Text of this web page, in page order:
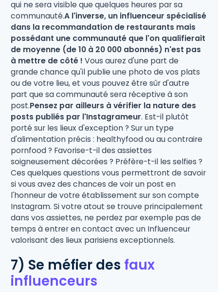
qui ne sera visible que quelques heures par sa
communauté.A l'inverse, un influenceur spécialisé
dans la recommandation de restaurants mais
possédant une communauté que l'on qualifierait
de moyenne (de 10 à 20 000 abonnés) n'est pas
à mettre de côté ! Vous aurez d'une part de
grande chance qu'il publie une photo de vos plats
ou de votre lieu, et vous pouvez être sûr d'autre
part que sa communauté sera réceptive à son
post.Pensez par ailleurs à vérifier la nature des
posts publiés par l'Instagrameur. Est-il plutôt
porté sur les lieux d'exception ? Sur un type
d'alimentation précis : healthyfood ou au contraire
pornfood ? Favorise-t-il des assiettes
soigneusement décorées ? Préfère-t-il les selfies ?
Ces quelques questions vous permettront de savoir
si vous avez des chances de voir un post en
l'honneur de votre établissement sur son compte
Instagram. Si votre atout se trouve principalement
dans vos assiettes, ne perdez par exemple pas de
temps à entrer en contact avec un Influenceur
valorisant des lieux parisiens exceptionnels.
7) Se méfier des faux
influenceurs